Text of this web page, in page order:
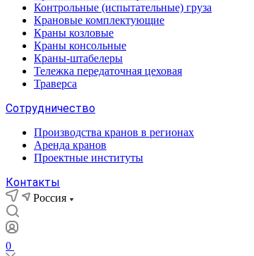
Контрольные (испытательные) груза
Крановые комплектующие
Краны козловые
Краны консольные
Краны-штабелеры
Тележка передаточная цеховая
Траверса
Сотрудничество
Производства кранов в регионах
Аренда кранов
Проектные институты
Контакты
Россия
0